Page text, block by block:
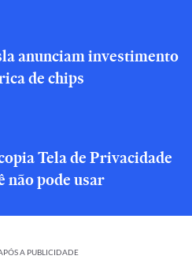
anunciam investimento
de chips
Tela de Privacidade
não pode usar
A PUBLICIDADE